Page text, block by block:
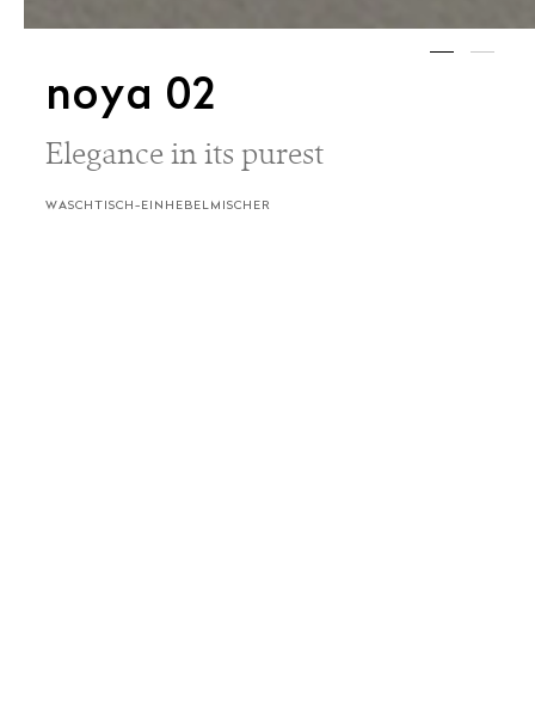
noya 02
Elegance in its purest
WASCHTISCH-EINHEBELMISCHER